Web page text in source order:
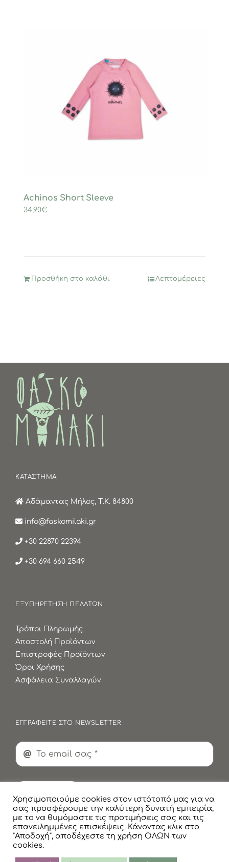
Achinos Short Sleeve
34,90€
Προσθήκη στο καλάθι Λεπτομέρειες
ΚΑΤΑΣΤΗΜΑ
Αδάμαντας Μήλος, Τ.Κ. 84800
info@faskomilaki.gr
+30 22870 22394
+30 694 660 2549
ΕΞΥΠΗΡΕΤΗΣΗ ΠΕΛΑΤΩΝ
Τρόποι Πληρωμής
Αποστολή Προϊόντων
Επιστροφές Προϊόντων
Όροι Χρήσης
Ασφάλεια Συναλλαγών
ΕΓΓΡΑΦΕΙΤΕ ΣΤΟ NEWSLETTER
© Copyright
Χρησιμοποιούμε cookies στον ιστότοπό μας για να
σας προσφέρουμε την καλύτερη δυνατή εμπειρία,
με το να θυμόμαστε τις προτιμήσεις σας και τις
επανειλημμένες επισκέψεις. Κάνοντας κλικ στο
"Αποδοχή", αποδέχεστε τη χρήση ΟΛΩΝ των
cookies.